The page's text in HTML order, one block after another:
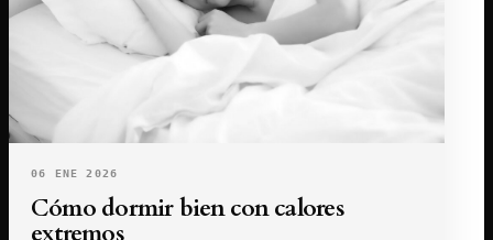
06 ENE 2026
Cómo dormir bien con calores